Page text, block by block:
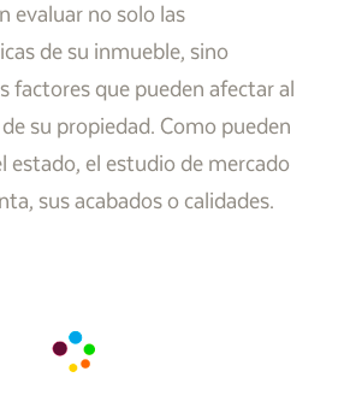
evaluar no solo las
de su inmueble, sino
factores que pueden afectar al
su propiedad. Como pueden
estado, el estudio de mercado
sus acabados o calidades.